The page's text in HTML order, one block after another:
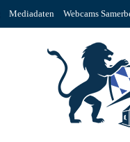
Mediadaten Webcams